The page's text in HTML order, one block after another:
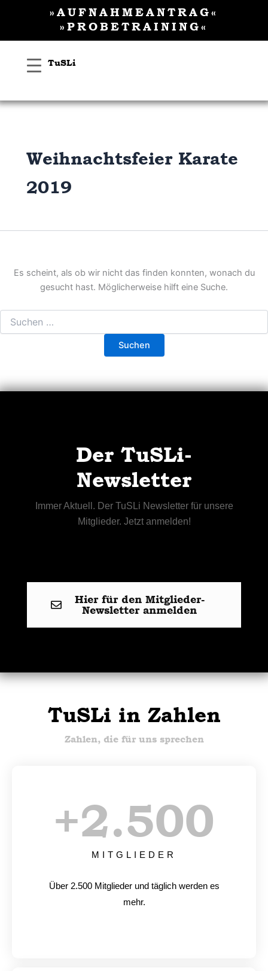
»AUFNAHMEANTRAG«
»PROBETRAINING«
TuSLi
Weihnachtsfeier Karate
2019
Es scheint, als ob wir nicht das finden konnten, wonach du
gesucht hast. Möglicherweise hilft eine Suche.
Der TuSLi-
Newsletter
Immer Aktuell. Der TuSLi Newsletter für unsere
Mitglieder. Jetzt anmelden!
Hier für den Mitglieder-
Newsletter anmelden
TuSLi in Zahlen
Zahlen, die für uns sprechen
MITGLIEDER
+2.500
Über 2.500 Mitglieder und täglich werden es
mehr.